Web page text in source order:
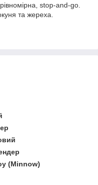
рівномірна, stop-and-go.
та жереха.
(Minnow)